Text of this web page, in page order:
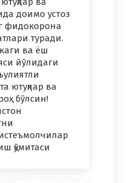
доимо устоз
фидокорона
туради.
ва ёш
йўлидаги
ютуқлар ва
бўлсин!
қўмитаси